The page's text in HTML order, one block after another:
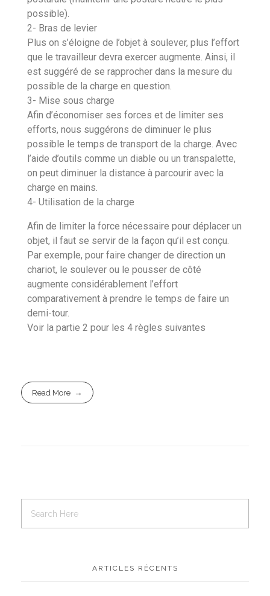
possible).
2- Bras de levier
Plus on s’éloigne de l’objet à soulever, plus l’effort
que le travailleur devra exercer augmente. Ainsi, il
est suggéré de se rapprocher dans la mesure du
possible de la charge en question.
3- Mise sous charge
Afin d’économiser ses forces et de limiter ses
efforts, nous suggérons de diminuer le plus
possible le temps de transport de la charge. Avec
l’aide d’outils comme un diable ou un transpalette,
on peut diminuer la distance à parcourir avec la
charge en mains.
4- Utilisation de la charge
Afin de limiter la force nécessaire pour déplacer un
objet, il faut se servir de la façon qu’il est conçu.
Par exemple, pour faire changer de direction un
chariot, le soulever ou le pousser de côté
augmente considérablement l’effort
comparativement à prendre le temps de faire un
demi-tour.
Voir la partie 2 pour les 4 règles suivantes
Read More
ARTICLES RÉCENTS